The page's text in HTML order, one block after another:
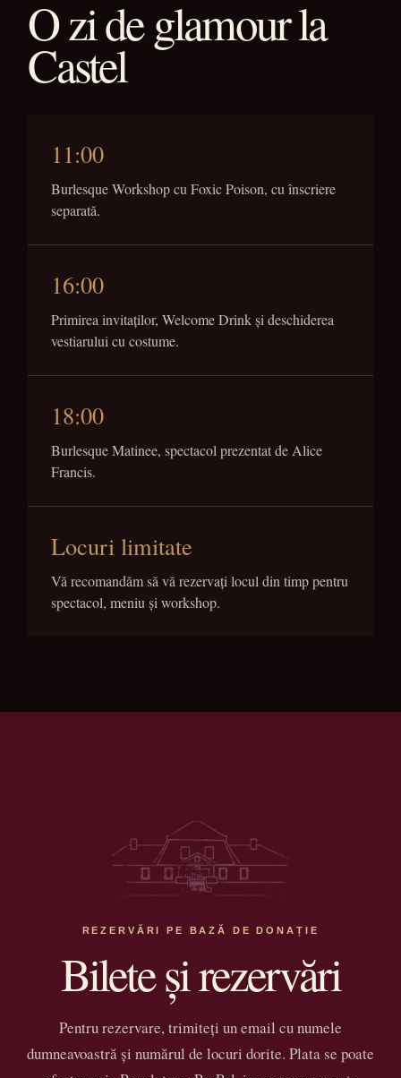
O zi de glamour la
Castel
11:00
Burlesque Workshop cu Foxic Poison, cu înscriere
separată.
16:00
Primirea invitaților, Welcome Drink și deschiderea
vestiarului cu costume.
18:00
Burlesque Matinee, spectacol prezentat de Alice
Francis.
Locuri limitate
Vă recomandăm să vă rezervați locul din timp pentru
spectacol, meniu și workshop.
REZERVĂRI PE BAZĂ DE DONAȚIE
Bilete și rezervări
Pentru rezervare, trimiteți un email cu numele
dumneavoastră și numărul de locuri dorite. Plata se poate